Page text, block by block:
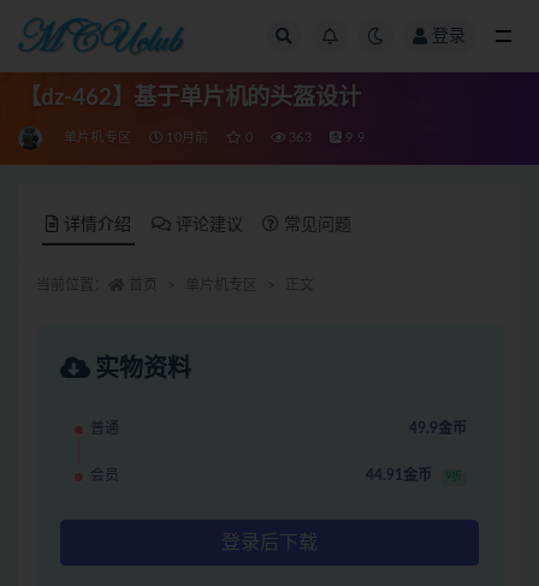
登录
【dz-462】基于单片机的头盔设计
单片机专区 10月前 0 363 9.9
详情介绍 评论建议 常见问题
实物资料
普通 49.9金币
会员 44.91金币 9折
登录后下载